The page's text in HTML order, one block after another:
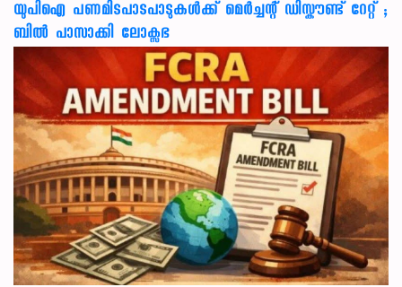
യുപിഐ പണമിടപാടപാടുകൾക്ക് മെർച്ചന്റ് ഡിസ്കൗണ്ട് റേറ്റ് ;
ബിൽ പാസാക്കി ലോക്സഭ